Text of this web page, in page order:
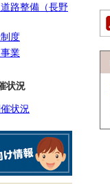
路整備（長野
度
業
状況
状況